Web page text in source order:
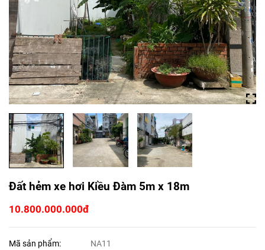
Đất hẻm xe hơi Kiều Đàm 5m x 18m
10.800.000.000đ
Mã sản phẩm: NA11